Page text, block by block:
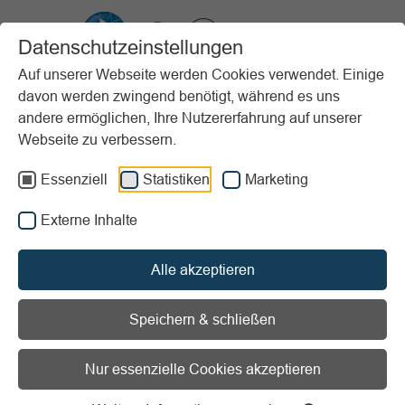
Datenschutzeinstellungen
Auf unserer Webseite werden Cookies verwendet. Einige
davon werden zwingend benötigt, während es uns
andere ermöglichen, Ihre Nutzererfahrung auf unserer
Webseite zu verbessern.
Essenziell Statistiken Marketing
Externe Inhalte
Alle akzeptieren
Speichern & schließen
Nur essenzielle Cookies akzeptieren
Startseite Sportpraxis Stundenbeispiele (PfP)
Erwachsene
Spiele zum Kennenlernen in größeren Gruppen
Vorlesen
Informationen zum Readspeaker öffnen
Erscheinungsjahr:
Erwachsene / Koordination
Specials / Sportspiele